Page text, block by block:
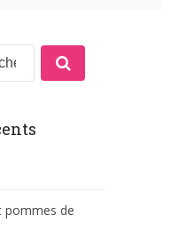
pommes de